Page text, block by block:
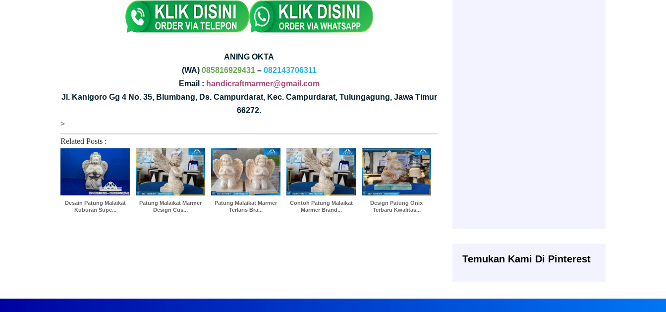
ANING OKTA
(WA) 085816929431– 082143706311
Email : handicraftmarmer@gmail.com
Jl. Kanigoro Gg 4 No. 35, Blumbang, Ds. Campurdarat, Kec. Campurdarat, Tulungagung, Jawa Timur
66272.
>
Related Posts :
Desain Patung Malaikat
Kuburan Supe...
Patung Malaikat Marmer
Design Cus...
Patung Malaikat Marmer
Terlaris Bra...
Contoh Patung Malaikat
Marmer Brand...
Design Patung Onix
Terbaru Kwalitas...
Temukan Kami Di Pinterest